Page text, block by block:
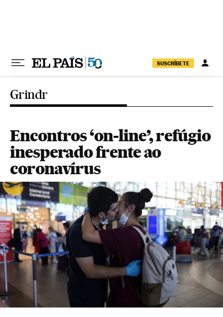
SUSCRÍBETE
Grindr
Encontros ‘on-line’, refúgio
inesperado frente ao
coronavírus